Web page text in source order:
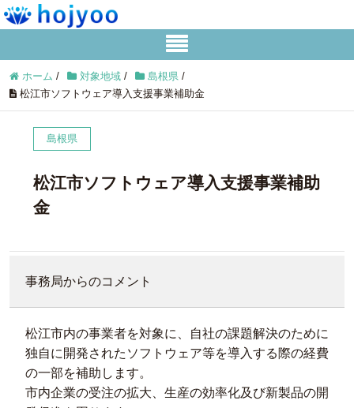
ホーム / 対象地域 / 島根県 /
松江市ソフトウェア導入支援事業補助金
島根県
松江市ソフトウェア導入支援事業補助
金
事務局からのコメント
松江市内の事業者を対象に、自社の課題解決のために
独自に開発されたソフトウェア等を導入する際の経費
の一部を補助します。
市内企業の受注の拡大、生産の効率化及び新製品の開